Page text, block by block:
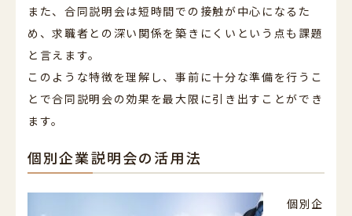
また、合同説明会は短時間での接触が中心になるた
め、求職者との深い関係を築きにくいという点も課題
と言えます。
このような特徴を理解し、事前に十分な準備を行うこ
とで合同説明会の効果を最大限に引き出すことができ
ます。
個別企業説明会の活用法
個別企